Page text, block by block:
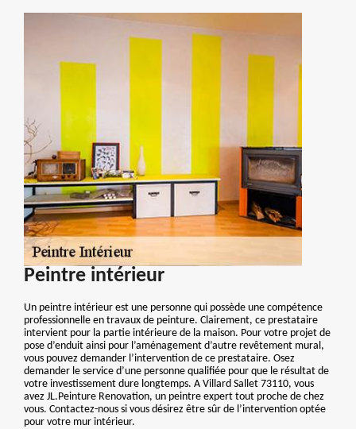
Peintre intérieur
Un peintre intérieur est une personne qui possède une compétence
professionnelle en travaux de peinture. Clairement, ce prestataire
intervient pour la partie intérieure de la maison. Pour votre projet de
pose d’enduit ainsi pour l’aménagement d’autre revêtement mural,
vous pouvez demander l’intervention de ce prestataire. Osez
demander le service d’une personne qualifiée pour que le résultat de
votre investissement dure longtemps. A Villard Sallet 73110, vous
avez JL.Peinture Renovation, un peintre expert tout proche de chez
vous. Contactez-nous si vous désirez être sûr de l’intervention optée
pour votre mur intérieur.